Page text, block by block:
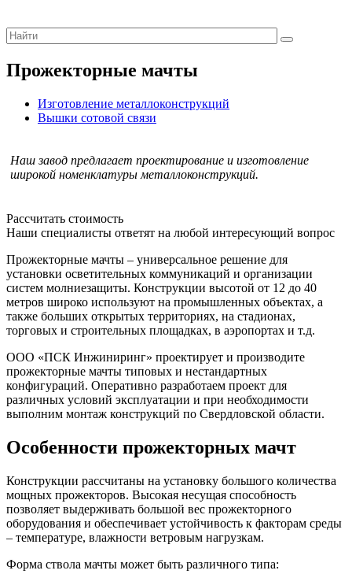
Прожекторные мачты
Изготовление металлоконструкций
Вышки сотовой связи
Наш завод предлагает проектирование и изготовление
широкой номенклатуры металлоконструкций.
Рассчитать стоимость
Наши специалисты ответят на любой интересующий вопрос
Прожекторные мачты – универсальное решение для
установки осветительных коммуникаций и организации
систем молниезащиты. Конструкции высотой от 12 до 40
метров широко используют на промышленных объектах, а
также больших открытых территориях, на стадионах,
торговых и строительных площадках, в аэропортах и т.д.
ООО «ПСК Инжиниринг» проектирует и производите
прожекторные мачты типовых и нестандартных
конфигураций. Оперативно разработаем проект для
различных условий эксплуатации и при необходимости
выполним монтаж конструкций по Свердловской области.
Особенности прожекторных мачт
Конструкции рассчитаны на установку большого количества
мощных прожекторов. Высокая несущая способность
позволяет выдерживать большой вес прожекторного
оборудования и обеспечивает устойчивость к факторам среды
– температуре, влажности ветровым нагрузкам.
Форма ствола мачты может быть различного типа: